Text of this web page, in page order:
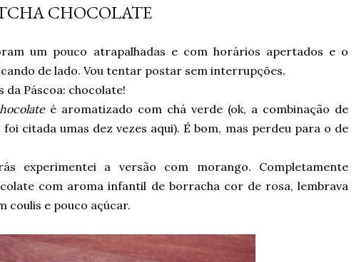
CHOCOLATE
um pouco atrapalhadas e com horários apertados e o
de lado. Vou tentar postar sem interrupções.
Páscoa: chocolate!
é aromatizado com chá verde (ok, a combinação de
citada umas dez vezes aqui). É bom, mas perdeu para o de
experimentei a versão com morango. Completamente
com aroma infantil de borracha cor de rosa, lembrava
coulis e pouco açúcar.